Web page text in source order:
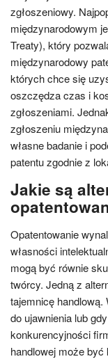
zgłoszeniowy.
międzynarodowym
Treaty), który
międzynarodowy
których chce się
oszczędza czas i
zgłoszeniami.
zgłoszeniu
własne badanie i
patentu zgodnie z
Jakie są
Opatentowanie
własności
mogą być równie
twórcy. Jedną z
tajemnicę handlową.
do ujawnienia lub
konkurencyjności
handlowej może